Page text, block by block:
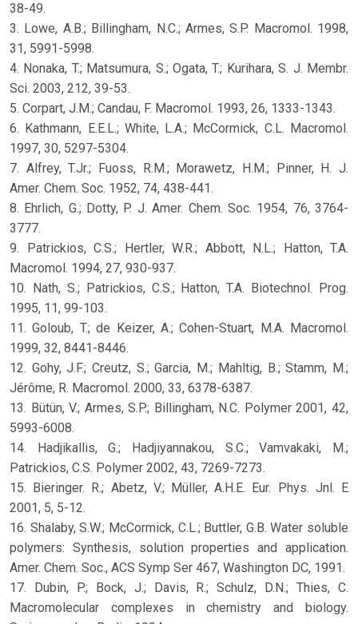
38-49.
3. Lowe, A.B.; Billingham, N.C.; Armes, S.P. Macromol. 1998,
31, 5991-5998.
4. Nonaka, T.; Matsumura, S.; Ogata, T.; Kurihara, S. J. Membr.
Sci. 2003, 212, 39-53.
5. Corpart, J.M.; Candau, F. Macromol. 1993, 26, 1333-1343.
6. Kathmann, E.E.L.; White, L.A.; McCormick, C.L. Macromol.
1997, 30, 5297-5304.
7. Alfrey, T.Jr.; Fuoss, R.M.; Morawetz, H.M.; Pinner, H. J.
Amer. Chem. Soc. 1952, 74, 438-441.
8. Ehrlich, G.; Dotty, P. J. Amer. Chem. Soc. 1954, 76, 3764-
3777.
9. Patrickios, C.S.; Hertler, W.R.; Abbott, N.L.; Hatton, T.A.
Macromol. 1994, 27, 930-937.
10. Nath, S.; Patrickios, C.S.; Hatton, T.A. Biotechnol. Prog.
1995, 11, 99-103.
11. Goloub, T.; de Keizer, A.; Cohen-Stuart, M.A. Macromol.
1999, 32, 8441-8446.
12. Gohy, J.F.; Creutz, S.; Garcia, M.; Mahltig, B.; Stamm, M.;
Jérôme, R. Macromol. 2000, 33, 6378-6387.
13. Bütün, V.; Armes, S.P.; Billingham, N.C. Polymer 2001, 42,
5993-6008.
14. Hadjikallis, G.; Hadjiyannakou, S.C.; Vamvakaki, M.;
Patrickios, C.S. Polymer 2002, 43, 7269-7273.
15. Bieringer. R.; Abetz, V.; Müller, A.H.E. Eur. Phys. Jnl. E
2001, 5, 5-12.
16. Shalaby, S.W.; McCormick, C.L.; Buttler, G.B. Water soluble
polymers: Synthesis, solution properties and application.
Amer. Chem. Soc., ACS Symp Ser 467, Washington DC, 1991.
17. Dubin, P.; Bock, J.; Davis, R.; Schulz, D.N.; Thies, C.
Macromolecular complexes in chemistry and biology.